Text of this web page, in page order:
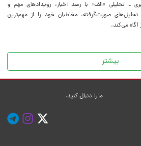
ـ تحلیلی «الف» با رصد اخبار، رویدادهای مهم و
صورت‌گرفته، مخاطبان خود را از مهم‌ترین
آگاه می‌کند.
بیشتر
ما را دنبال کنید.